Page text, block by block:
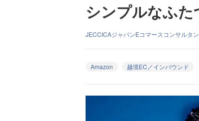
シンプルなふた
JECCICAジャパンEコマースコンサル
Amazon 越境EC／インバウンド